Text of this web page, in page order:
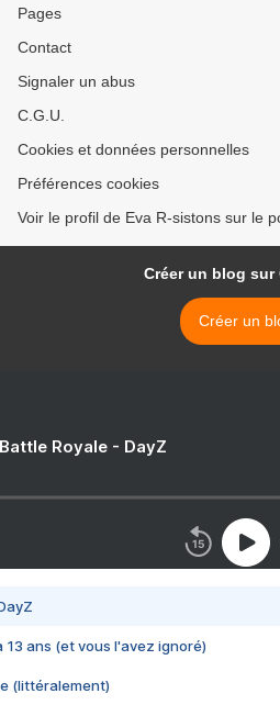
Pages
Contact
Signaler un abus
C.G.U.
Cookies et données personnelles
Préférences cookies
Voir le profil de Eva R-sistons sur le
Créer un blog sur
Créer un
Royale - DayZ
13 ans (et vous l'avez ignoré)
(littéralement)